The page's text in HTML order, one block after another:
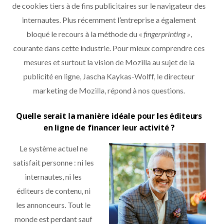
de cookies tiers à de fins publicitaires sur le navigateur des
internautes. Plus récemment l’entreprise a également
bloqué le recours à la méthode du « fingerprinting »
courante dans cette industrie. Pour mieux comprendre ces
mesures et surtout la vision de Mozilla au sujet de la
publicité en ligne, Jascha Kaykas-Wolff, le directeur
marketing de Mozilla, répond à nos questions.
Quelle serait la manière idéale pour les éditeurs
en ligne de financer leur activité ?
Le système actuel ne
satisfait personne : ni les
internautes, ni les
éditeurs de contenu, ni
les annonceurs. Tout le
monde est perdant sauf